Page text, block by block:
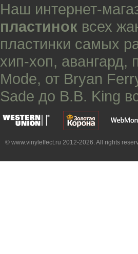
Наш интернет-
пластинок всех
пластинки самых
хип-хоп, авангард,
Mode, от Bryan
Sade до B.B. King
© www.vinyleffect.ru 2012-2026. All rights